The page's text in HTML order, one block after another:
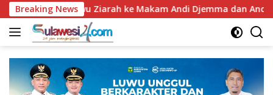
Langsung
ke
konten
Breaking News
Bupati Luwu Ziarah ke Makam Andi Djemma dan Andi